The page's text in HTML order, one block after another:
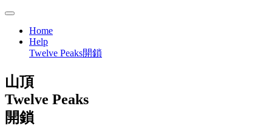
Home
Help
Twelve Peaks開鎖
山頂
Twelve Peaks
開鎖